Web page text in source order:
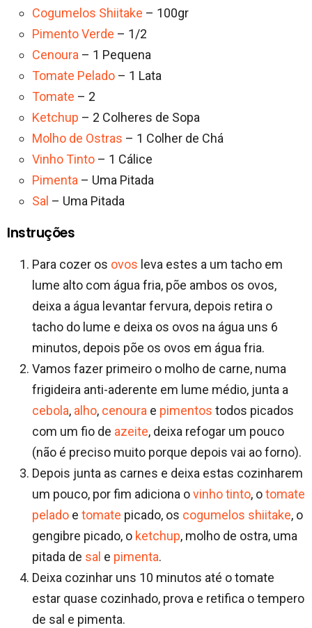
Cogumelos Shiitake – 100gr
Pimento Verde – 1/2
Cenoura – 1 Pequena
Tomate Pelado – 1 Lata
Tomate – 2
Ketchup – 2 Colheres de Sopa
Molho de Ostras – 1 Colher de Chá
Vinho Tinto – 1 Cálice
Pimenta – Uma Pitada
Sal – Uma Pitada
Instruções
Para cozer os ovos leva estes a um tacho em
lume alto com água fria, põe ambos os ovos,
deixa a água levantar fervura, depois retira o
tacho do lume e deixa os ovos na água uns 6
minutos, depois põe os ovos em água fria.
Vamos fazer primeiro o molho de carne, numa
frigideira anti-aderente em lume médio, junta a
cebola, alho, cenoura e pimentos todos picados
com um fio de azeite, deixa refogar um pouco
(não é preciso muito porque depois vai ao forno).
Depois junta as carnes e deixa estas cozinharem
um pouco, por fim adiciona ovinho tinto, otomate
pelado e tomate picado, os cogumelos shiitake, o
gengibre picado, o ketchup, molho de ostra, uma
pitada de sal e pimenta.
Deixa cozinhar uns 10 minutos até o tomate
estar quase cozinhado, prova e retifica o tempero
de sal e pimenta.